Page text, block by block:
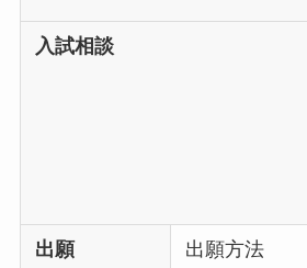
入試相談
出願 出願方法